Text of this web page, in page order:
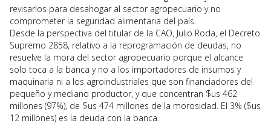
revisarlos para desahogar al sector agropecuario y no
comprometer la seguridad alimentaria del país.
Desde la perspectiva del titular de la CAO, Julio Roda, el Decreto
Supremo 2858, relativo a la reprogramación de deudas, no
resuelve la mora del sector agropecuario porque el alcance
solo toca a la banca y no a los importadores de insumos y
maquinaria ni a los agroindustriales que son financiadores del
pequeño y mediano productor, y que concentran $us 462
millones (97%), de $us 474 millones de la morosidad. El 3% ($us
12 millones) es la deuda con la banca.